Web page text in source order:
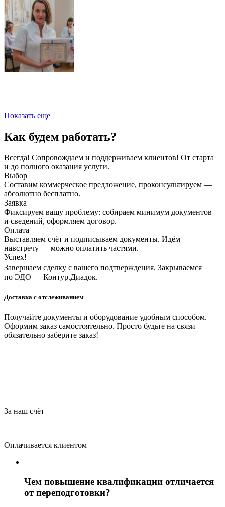
Показать еще
Как будем работать?
Всегда! Сопровождаем и поддерживаем клиентов! От старта
и до полного оказания услуги.
Выбор
Составим коммерческое предложение, проконсультируем —
абсолютно бесплатно.
Заявка
Фиксируем вашу проблему: собираем минимум документов
и сведений, оформляем договор.
Оплата
Выставляем счёт и подписываем документы. Идём
навстречу — можно оплатить частями.
Успех!
Завершаем сделку с вашего подтверждения. Закрываемся
по ЭДО — Контур.Диадок.
Доставка с отслеживанием
Получайте документы и оборудование удобным способом.
Оформим заказ самостоятельно. Просто будьте на связи —
обязательно заберите заказ!
За наш счёт
Оплачивается клиентом
Чем повышение квалификации отличается
от переподготовки?